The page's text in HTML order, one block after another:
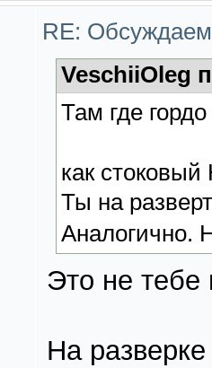
RE:
VeschiiOleg
Там где
как
Ты на
Аналогично.
Это не тебе
На